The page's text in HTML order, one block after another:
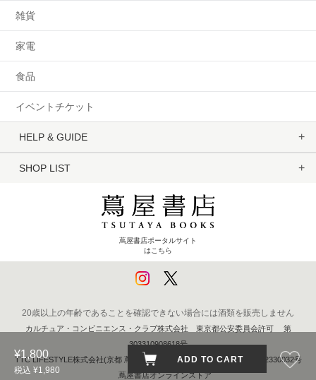
¥1,800
税込 ¥1,980
ADD TO CART
雑貨
家電
食品
イベントチケット
HELP & GUIDE
SHOP LIST
蔦屋書店ポータルサイト
はこちら
20歳以上の年齢であることを確認できない場合には酒類を販売しません
カルチュア・コンビニエンス・クラブ株式会社 東京都公安委員会許可 第
303310908618号
TTC LIFESTYLE株式会社(京都 蔦屋書店) 京都府公安委員会 第611262330032号
蔦屋書店オンラインストア